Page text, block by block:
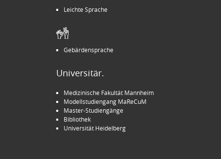
Leichte Sprache
Gebärdensprache
Universitär.
Medizinische Fakultät Mannheim
Modellstudiengang MaReCuM
Master-Studiengänge
Bibliothek
Universität Heidelberg